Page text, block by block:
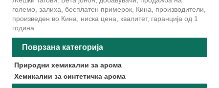
големо, залиха, бесплатен примерок, Кина, производители,
произведен во Кина, ниска цена, квалитет, гаранција од 1
година
Поврзана категорија
Природни хемикалии за арома
Хемикалии за синтетичка арома